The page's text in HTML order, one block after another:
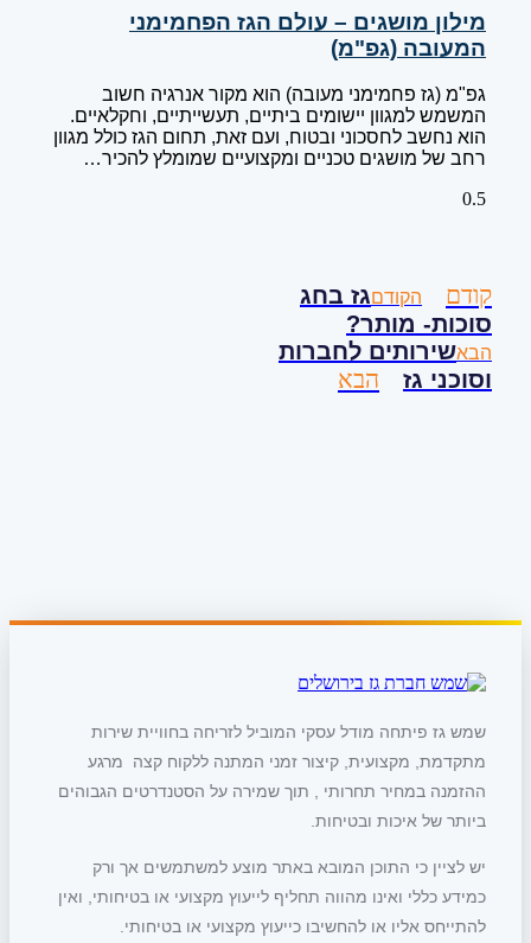
מילון מושגים – עולם הגז הפחמימני
המעובה (גפ"מ)
גפ"מ (גז פחמימני מעובה) הוא מקור אנרגיה חשוב
המשמש למגוון יישומים ביתיים, תעשייתיים, וחקלאיים.
הוא נחשב לחסכוני ובטוח, ועם זאת, תחום הגז כולל מגוון
רחב של מושגים טכניים ומקצועיים שמומלץ להכיר…
קודם הקודםגז בחג
סוכות- מותר?
הבאשירותים לחברות
וסוכני גז
הבא
שמש גז פיתחה מודל עסקי המוביל לזריחה בחוויית שירות
מתקדמת, מקצועית, קיצור זמני המתנה ללקוח קצה מרגע
ההזמנה במחיר תחרותי , תוך שמירה על הסטנדרטים הגבוהים
ביותר של איכות ובטיחות.
יש לציין כי התוכן המובא באתר מוצע למשתמשים אך ורק
כמידע כללי ואינו מהווה תחליף לייעוץ מקצועי או בטיחותי, ואין
להתייחס אליו או להחשיבו כייעוץ מקצועי או בטיחותי.